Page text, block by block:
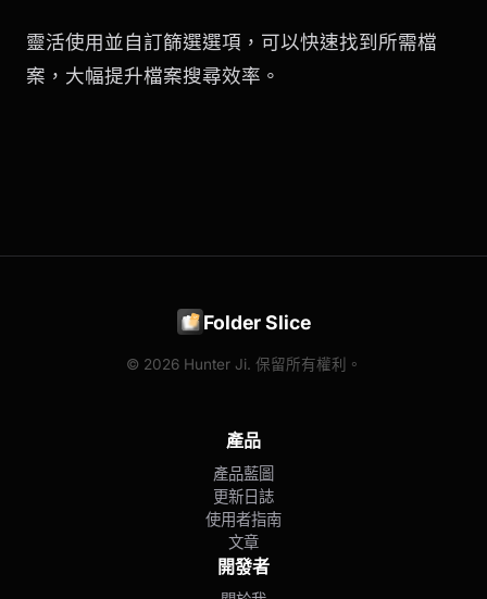
靈活使用並自訂篩選選項，可以快速找到所需檔
案，大幅提升檔案搜尋效率。
Folder Slice
© 2026 Hunter Ji. 保留所有權利。
產品
產品藍圖
更新日誌
使用者指南
文章
開發者